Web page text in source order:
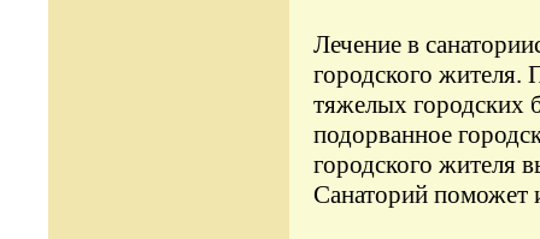
Лечение в
городского жителя.
тяжелых городских
подорванное
городского жителя
Санаторий поможет